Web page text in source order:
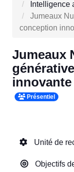
Intelligence
Jumeaux
conception
Jumeaux
innovante
Présentiel
Unité de
Objectifs